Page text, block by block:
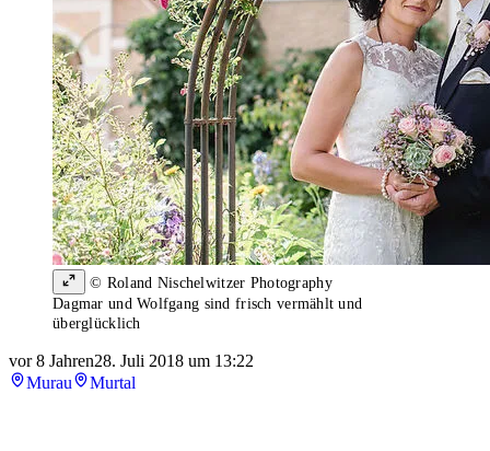
© Roland Nischelwitzer Photography
Dagmar und Wolfgang sind frisch vermählt und
überglücklich
vor 8 Jahren28. Juli 2018 um 13:22
Murau
Murtal